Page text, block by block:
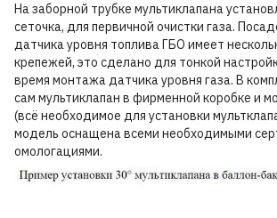
На заборной трубке мультиклапана
сеточка, для первичной очистки газа.
датчика уровня топлива ГБО имеет
крепежей, это сделано для тонкой
время монтажа датчика уровня газа. В
сам мультиклапан в фирменной коробке и
(всё необходимое для установки
модель оснащена всеми необходимыми
омологациями.